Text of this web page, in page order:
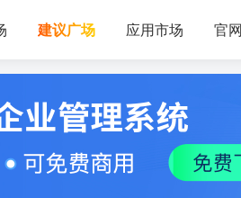
建议广场 应用市场 官网